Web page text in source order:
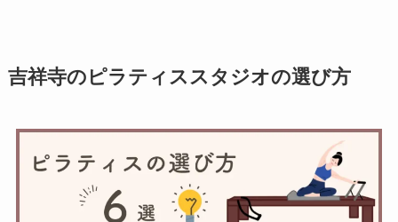
吉祥寺のピラティススタジオの選び方